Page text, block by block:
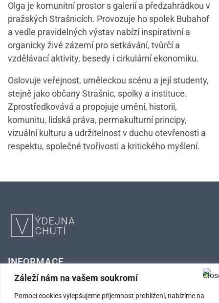
Záleží nám na vašem soukromí
Pomocí cookies vylepšujeme příjemnost prohlížení, nabízíme na
Olga je komunitní prostor s galerií a předzahrádkou v
pražských Strašnicích. Provozuje ho spolek Bubahof
a vedle pravidelných výstav nabízí inspirativní a
organicky živé zázemí pro setkávání, tvůrčí a
vzdělávací aktivity, besedy i cirkulární ekonomiku.
Oslovuje veřejnost, uměleckou scénu a její studenty,
stejně jako občany Strašnic, spolky a instituce.
Zprostředkovává a propojuje umění, historii,
komunitu, lidská práva, permakulturní principy,
vizuální kulturu a udržitelnost v duchu otevřenosti a
respektu, společné tvořivosti a kritického myšlení.
INFORMACE